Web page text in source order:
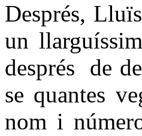
Després,
un
després de
se quantes
nom i